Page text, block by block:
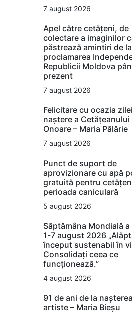
7 august 2026
Apel către cetățeni, de
colectare a imaginilor
păstrează amintiri de la
proclamarea
Republicii Moldova
prezent
7 august 2026
Felicitare cu ocazia
naștere a Cetățeanului
Onoare – Maria Pălărie
7 august 2026
Punct de suport de
aprovizionare cu apă
gratuită pentru
perioada caniculară
5 august 2026
Săptămâna Mondială
1-7 august 2026
început sustenabil în
Consolidați ceea ce
funcționează.”
4 august 2026
91 de ani de la
artiste – Maria Bieșu